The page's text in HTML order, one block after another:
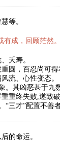
等。
成，回顾茫然。
夭寿。
圆，百忍尚可得
流、心性变态。
。其凶恶甚于
重终失败,遂致
“三才”配置不善
的命运。